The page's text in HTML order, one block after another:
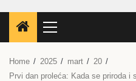
Primary
Menu
Home 2025 mart
20
Prvi dan proleća: Kada se priroda i